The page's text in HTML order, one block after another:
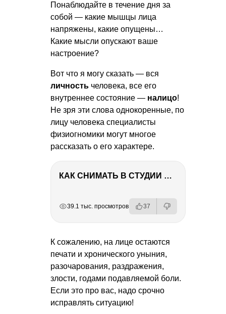
Понаблюдайте в течение дня за
собой — какие мышцы лица
напряжены, какие опущены…
Какие мысли опускают ваше
настроение?
Вот что я могу сказать — вся
личность человека, все его
внутреннее состояние — налицо!
Не зря эти слова однокоренные, по
лицу человека специалисты
физиогномики могут многое
рассказать о его характере.
КАК СНИМАТЬ В СТУДИИ СО ВСПЫШКАМИ
39.1 тыс. просмотров 37
К сожалению, на лице остаются
печати и хронического уныния,
разочарования, раздражения,
злости, годами подавляемой боли.
Если это про вас, надо срочно
исправлять ситуацию!